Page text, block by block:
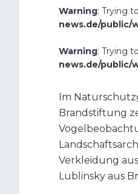
Warning: Trying
news.de/public/
Warning: Trying
news.de/public/
Im
Brandstiftung
Verkleidung
Lublinsky aus